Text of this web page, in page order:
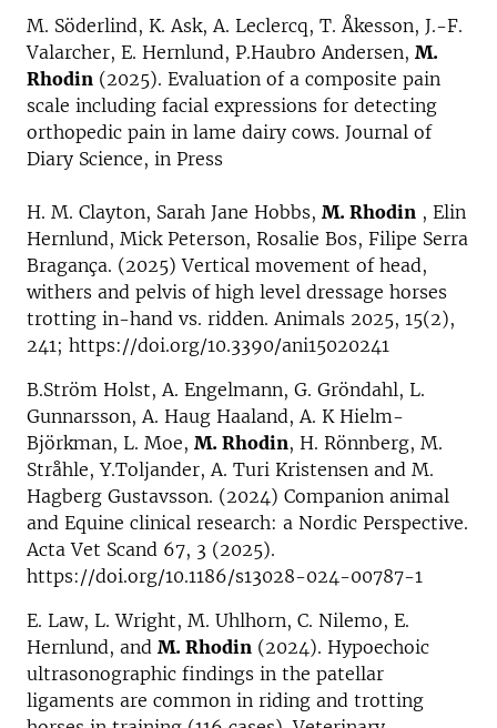
M. Söderlind, K. Ask, A. Leclercq, T. Åkesson, J.-F.
Valarcher, E. Hernlund, P.Haubro Andersen, M.
Rhodin (2025). Evaluation of a composite pain
scale including facial expressions for detecting
orthopedic pain in lame dairy cows. Journal of
Diary Science, in Press
H. M. Clayton, Sarah Jane Hobbs, M. Rhodin , Elin
Hernlund, Mick Peterson, Rosalie Bos, Filipe Serra
Bragança. (2025) Vertical movement of head,
withers and pelvis of high level dressage horses
trotting in-hand vs. ridden. Animals 2025, 15(2),
241; https://doi.org/10.3390/ani15020241
B.Ström Holst, A. Engelmann, G. Gröndahl, L.
Gunnarsson, A. Haug Haaland, A. K Hielm-
Björkman, L. Moe, M. Rhodin, H. Rönnberg, M.
Stråhle, Y.Toljander, A. Turi Kristensen and M.
Hagberg Gustavsson. (2024) Companion animal
and Equine clinical research: a Nordic Perspective.
Acta Vet Scand 67, 3 (2025).
https://doi.org/10.1186/s13028-024-00787-1
E. Law, L. Wright, M. Uhlhorn, C. Nilemo, E.
Hernlund, and M. Rhodin (2024). Hypoechoic
ultrasonographic findings in the patellar
ligaments are common in riding and trotting